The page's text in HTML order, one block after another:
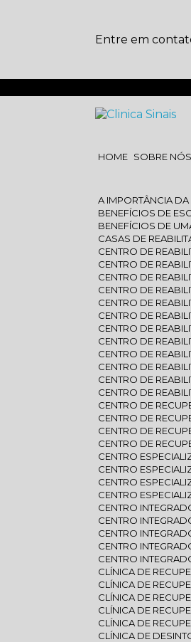
Entre em
HOME SOBRE NÓS
A IMPORTÂNCIA
BENEFÍCIOS DE
BENEFÍCIOS DE
CASAS DE
CENTRO DE
CENTRO DE
CENTRO DE
CENTRO DE
CENTRO DE
CENTRO DE
CENTRO DE
CENTRO DE
CENTRO DE
CENTRO DE
CENTRO DE
CENTRO DE
CENTRO DE
CENTRO DE
CENTRO DE
CENTRO DE
CENTRO
CENTRO
CENTRO
CENTRO
CENTRO
CENTRO
CENTRO
CENTRO
CENTRO
CLÍNICA DE
CLÍNICA DE
CLÍNICA DE
CLÍNICA DE
CLÍNICA DE
CLÍNICA DE